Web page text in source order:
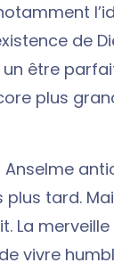
de
être
plus
Anselme
tard.
La
vivre